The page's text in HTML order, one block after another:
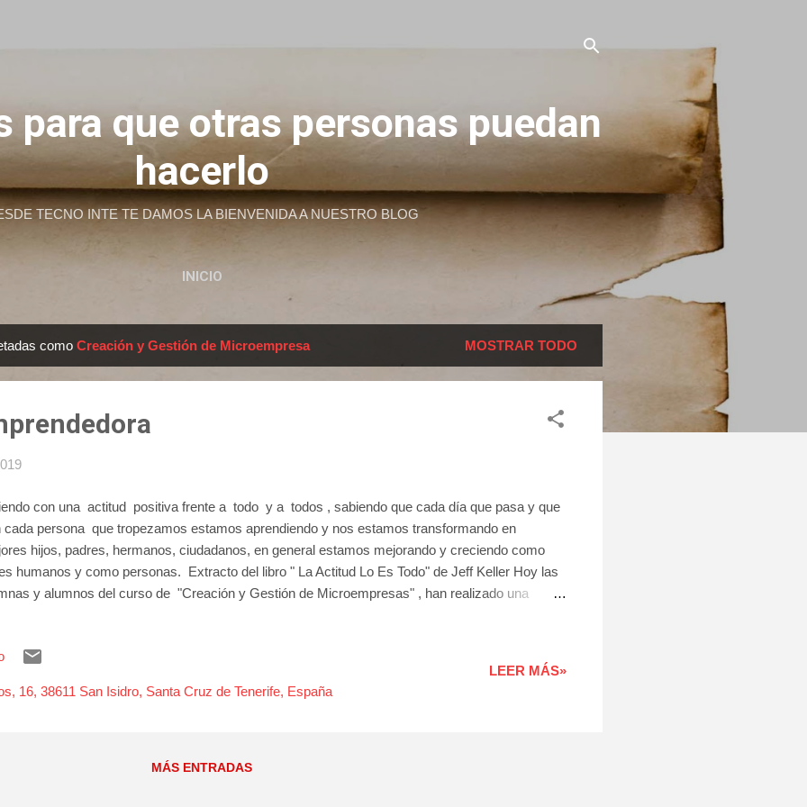
para que otras personas puedan
hacerlo
TECNO INTE TE DAMOS LA BIENVENIDA A NUESTRO BLOG
INICIO
como Creación y Gestión de Microempresa MOSTRAR TODO
con una actitud positiva frente a todo y a todos , sabiendo que cada día que pasa y que
cada persona que tropezamos estamos aprendiendo y nos estamos transformando en
hijos, padres, hermanos, ciudadanos, en general estamos mejorando y creciendo como
humanos y como personas. Extracto del libro " La Actitud Lo Es Todo" de Jeff Keller Hoy las
y alumnos del curso de "Creación y Gestión de Microempresas" , han realizado una
de éxito de la idea de negocio. Conocer la viabilidad del pequeño negocio. Análisis de
de las decisiones previas, del pequeño negocio o microempresa. Sí quieres conocer los
del curso pincha aquí .
16, 38611 San Isidro, Santa Cruz de Tenerife, España
LEER MÁS»
MÁS ENTRADAS